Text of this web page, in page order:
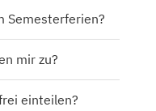
Semesterferien?
mir zu?
einteilen?